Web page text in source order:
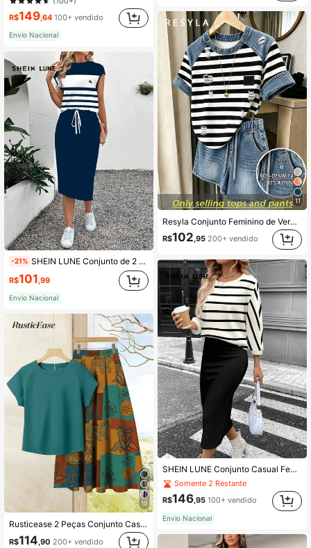
R$149,64 100+ vendido
Envio Nacional
-21% SHEIN LUNE Conjunto de 2 Peças Feminino: Top Texturizado e Saia, Verão
R$101 ,99
Envio Nacional
10
Rusticease 2 Peças Conjunto Casual de Verão Feminino com Top Liso + Saia Estampada, Conjunto de Verão Feminino, Conjunto de Saia, Conjunto de Saia e Top, Conjunto de Saia e Top Feminino, Conjunto de Saia Estampada
R$114 ,90 200+ vendido
11
Resyla Conjunto Feminino de Verão Casual com Camiseta e Shorts com Estampa de Efeito Denim e Patchwork Listrado
R$102,95 200+ vendido
SHEIN LUNE Conjunto Casual Feminino de 2 Peças com Listras Colorblock, Adequado para Outono/Inverno
Somente 2 Restante
R$146,95 100+ vendido
Envio Nacional